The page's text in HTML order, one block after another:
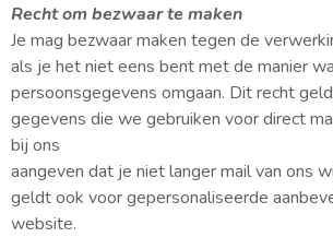
Recht om bezwaar te maken
Je mag bezwaar maken tegen de
als je het niet eens bent met de manier
persoonsgegevens omgaan. Dit recht
gegevens die we gebruiken voor direct
bij ons
aangeven dat je niet langer mail van ons
geldt ook voor gepersonaliseerde
website.